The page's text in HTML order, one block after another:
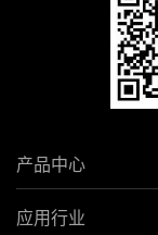
产品中心
应用行业